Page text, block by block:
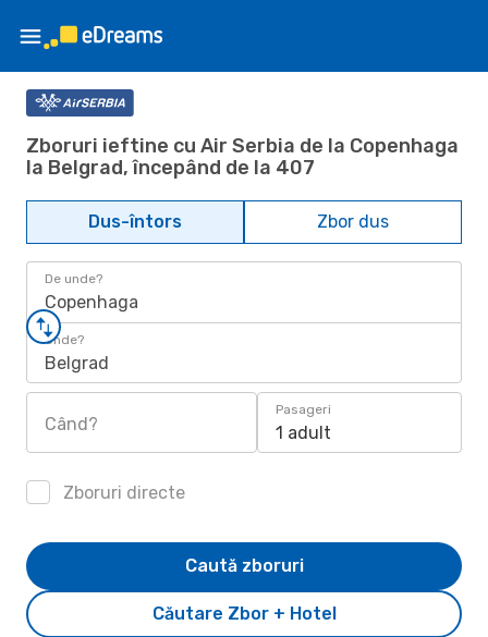
Zboruri ieftine cu Air Serbia de la Copenhaga
la Belgrad, începând de la 407
Dus-întors Zbor dus
De unde?
Copenhaga
Unde?
Belgrad
Când?
Pasageri
1 adult
Zboruri directe
Căutare Zbor + Hotel
Caută zboruri